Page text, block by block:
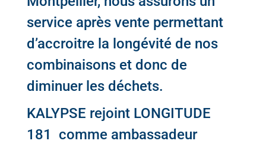
service après vente permettant
d’accroitre la longévité de nos
combinaisons et donc de
diminuer les déchets.
KALYPSE rejoint LONGITUDE
181 comme ambassadeur